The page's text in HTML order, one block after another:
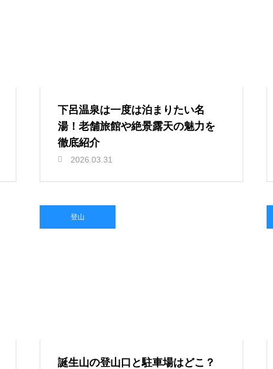
下呂温泉は一度は泊まりたい名
湯！老舗旅館や絶景露天の魅力を
徹底紹介
2026.03.31
登山
誕生山の登山口と駐車場はどこ？